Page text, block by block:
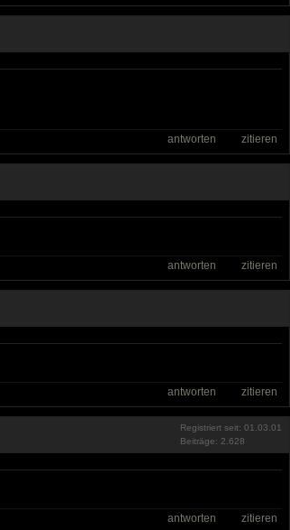
antworten zitieren
antworten zitieren
antworten zitieren
Registriert seit: 01.03.01
Beiträge: 2.628
antworten zitieren